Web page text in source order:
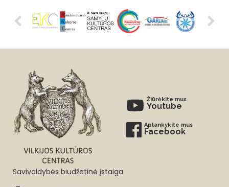
Žiūrėkite mus
Youtube
Aplankykite mus
Facebook
Savivaldybės biudžetinė įstaiga